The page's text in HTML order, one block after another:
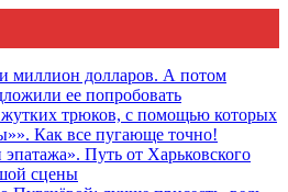
миллион долларов. А потом
ее попробовать
трюков, с помощью которых
Как все пугающе точно!
эпатажа». Путь от Харьковского
сцены